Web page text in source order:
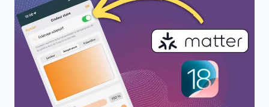
DES
ROBOTS
ASPIRATEURS
MATTER